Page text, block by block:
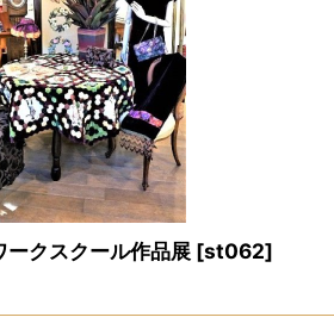
ークスクール作品展 [st062]